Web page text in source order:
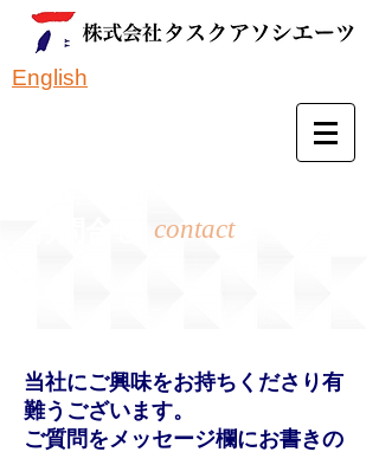
English
contact
当社にご興味をお持ちくださり有
難うございます。
ご質問をメッセージ欄にお書きの